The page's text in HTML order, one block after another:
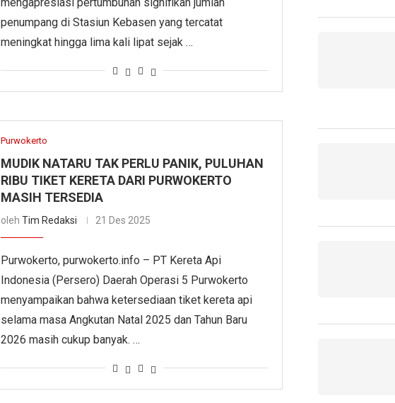
penumpang di Stasiun Kebasen yang tercatat
meningkat hingga lima kali lipat sejak …
Purwokerto
MUDIK NATARU TAK PERLU PANIK, PULUHAN
RIBU TIKET KERETA DARI PURWOKERTO
MASIH TERSEDIA
olehTim Redaksi 21 Des 2025
Purwokerto, purwokerto.info – PT Kereta Api
Indonesia (Persero) Daerah Operasi 5 Purwokerto
menyampaikan bahwa ketersediaan tiket kereta api
selama masa Angkutan Natal 2025 dan Tahun Baru
2026 masih cukup banyak. …